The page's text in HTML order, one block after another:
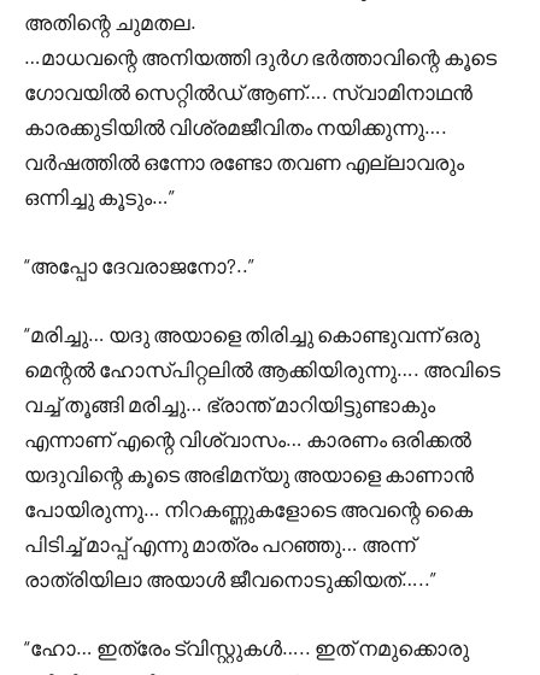
അതിന്റെ ചുമതല.
…മാധവന്റെ അനിയത്തി ദുർഗ ഭർത്താവിന്റെ കൂടെ
ഗോവയിൽ സെറ്റിൽഡ് ആണ്…. സ്വാമിനാഥൻ
കാരക്കുടിയിൽ വിശ്രമജീവിതം നയിക്കുന്നു….
വർഷത്തിൽ ഒന്നോ രണ്ടോ തവണ എല്ലാവരും
ഒന്നിച്ചു കൂടും…”
“അപ്പോ ദേവരാജനോ?..”
“മരിച്ചു… യദു അയാളെ തിരിച്ചു കൊണ്ടുവന്ന് ഒരു
മെന്റൽ ഹോസ്പിറ്റലിൽ ആക്കിയിരുന്നു…. അവിടെ
വച്ച് തൂങ്ങി മരിച്ചു… ഭ്രാന്ത് മാറിയിട്ടുണ്ടാകും
എന്നാണ് എന്റെ വിശ്വാസം… കാരണം ഒരിക്കൽ
യദുവിന്റെ കൂടെ അഭിമന്യു അയാളെ കാണാൻ
പോയിരുന്നു… നിറകണ്ണുകളോടെ അവന്റെ കൈ
പിടിച്ച് മാപ്പ് എന്നു മാത്രം പറഞ്ഞു… അന്ന്
രാത്രിയിലാ അയാൾ ജീവനൊടുക്കിയത്…..”
“ഹോ… ഇത്രേം ട്വിസ്റ്റുകൾ….. ഇത് നമുക്കൊരു